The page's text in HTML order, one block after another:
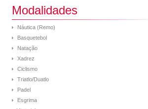
Modalidades
Náutica (Remo)
Basquetebol
Natação
Xadrez
Ciclismo
Triatlo/Duatlo
Padel
Esgrima